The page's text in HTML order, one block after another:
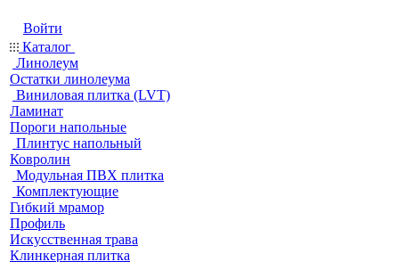
Войти
Каталог
Линолеум
Остатки линолеума
Виниловая плитка (LVT)
Ламинат
Пороги напольные
Плинтус напольный
Ковролин
Модульная ПВХ плитка
Комплектующие
Гибкий мрамор
Профиль
Искусственная трава
Клинкерная плитка